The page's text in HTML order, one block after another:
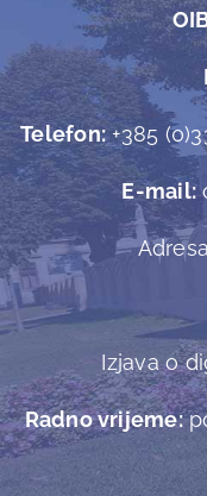
Telefon:+385
E-mail:
Izjava o
Radno vrijeme: